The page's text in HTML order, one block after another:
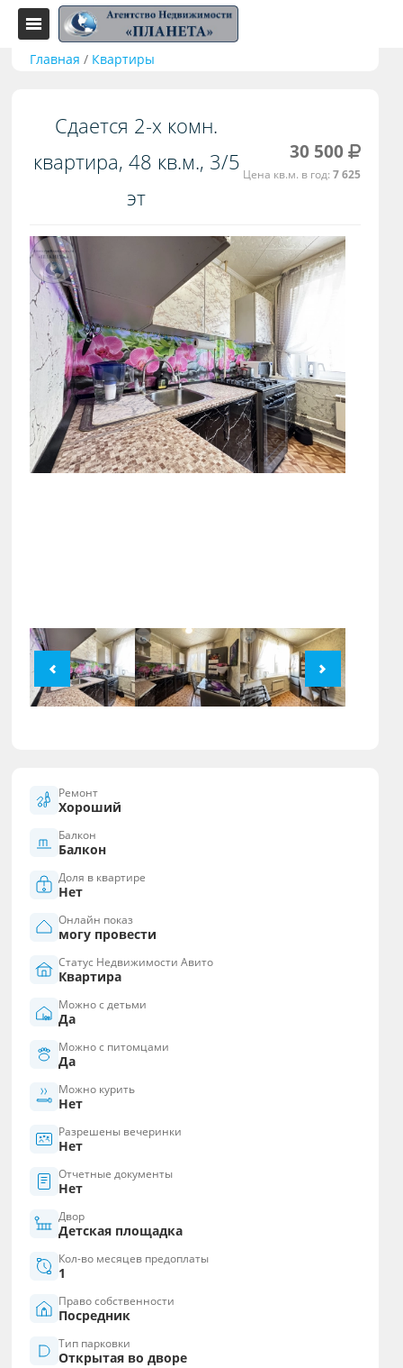
Главная / Квартиры
Сдается 2-х комн.
квартира, 48 кв.м., 3/5
эт
30 500
Цена кв.м. в год:7 625
Ремонт
Хороший
Балкон
Балкон
Доля в квартире
Нет
Онлайн показ
могу провести
Статус Недвижимости Авито
Квартира
Можно с детьми
Да
Можно с питомцами
Да
Можно курить
Нет
Разрешены вечеринки
Нет
Отчетные документы
Нет
Двор
Детская площадка
Кол-во месяцев предоплаты
1
Право собственности
Посредник
Тип парковки
Открытая во дворе